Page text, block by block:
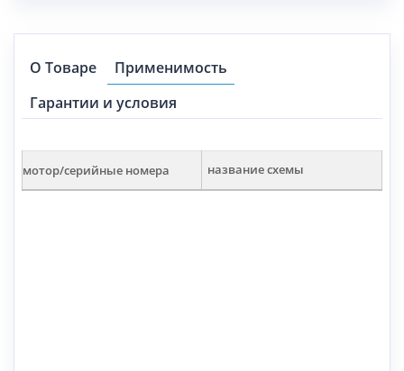
О Товаре
Применимость
Гарантии и условия
мотор/серийные номера название схемы